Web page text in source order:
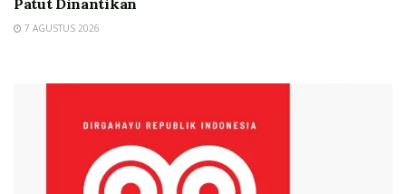
Patut Dinantikan
7 AGUSTUS 2026